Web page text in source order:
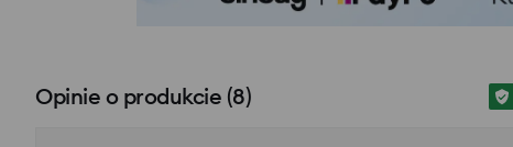
Opinie o produkcie (8)